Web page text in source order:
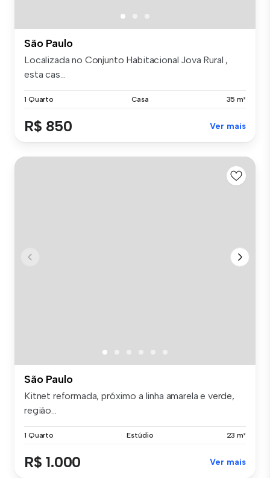
São Paulo
Localizada no Conjunto Habitacional Jova Rural ,
esta cas...
1 Quarto Casa 35 m²
R$ 850 Ver mais
São Paulo
Kitnet reformada, próximo a linha amarela e verde,
região...
1 Quarto Estúdio 23 m²
R$ 1.000 Ver mais